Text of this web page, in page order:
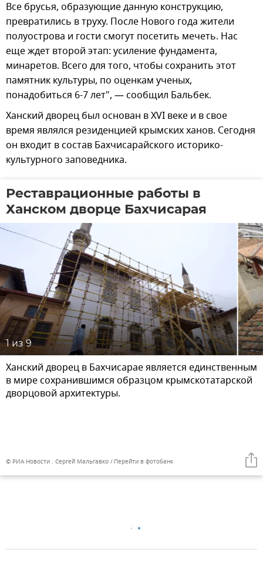
Все брусья, образующие данную конструкцию,
превратились в труху. После Нового года жители
полуострова и гости смогут посетить мечеть. Нас
еще ждет второй этап: усиление фундамента,
минаретов. Всего для того, чтобы сохранить этот
памятник культуры, по оценкам ученых,
понадобиться 6-7 лет", — сообщил Бальбек.
Ханский дворец был основан в XVI веке и в свое
время являлся резиденцией крымских ханов. Сегодня
он входит в состав Бахчисарайского историко-
культурного заповедника.
Реставрационные работы в
Ханском дворце Бахчисарая
1из 9
Ханский дворец в Бахчисарае является единственным
в мире сохранившимся образцом крымскотатарской
дворцовой архитектуры.
© РИА Новости . Сергей Мальгавко Перейти в фотобанк